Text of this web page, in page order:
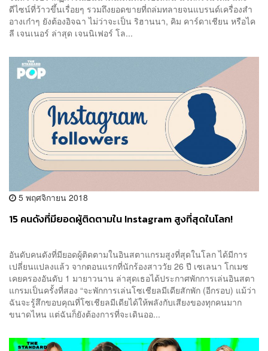
ดีไซน์ที่ว้าวขึ้นเรื่อยๆ รวมถึงยอดขายที่ถล่มทลายจนแบรนด์เครื่องสำ
อางเก๋าๆ ยังต้องอิจฉา ไม่ว่าจะเป็น ริฮานนา, คิม คาร์ดาเชียน หรือไค
ลี เจนเนอร์ ล่าสุด เจนนิเฟอร์ โล...
5 พฤศจิกายน 2018
15 คนดังที่มียอดผู้ติดตามใน Instagram สูงที่สุดในโลก!
อันดับคนดังที่มียอดผู้ติดตามในอินสตาแกรมสูงที่สุดในโลก ได้มีการ
เปลี่ยนแปลงแล้ว จากตอนแรกที่นักร้องสาววัย 26 ปี เซเลนา โกเมซ
เคยครองอันดับ 1 มายาวนาน ล่าสุดเธอได้ประกาศพักการเล่นอินสตา
แกรมเป็นครั้งที่สอง “จะพักการเล่นโซเชียลมีเดียสักพัก (อีกรอบ) แม้ว่า
ฉันจะรู้สึกขอบคุณที่โซเชียลมีเดียได้ให้พลังกับเสียงของทุกคนมาก
ขนาดไหน แต่ฉันก็ยังต้องการที่จะเดินออ...